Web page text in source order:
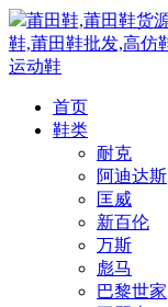
莆田鞋,莆田鞋货
鞋,莆田鞋批发,高仿
运动鞋
首页
鞋类
耐克
阿迪达斯
匡威
新百伦
万斯
彪马
巴黎世家